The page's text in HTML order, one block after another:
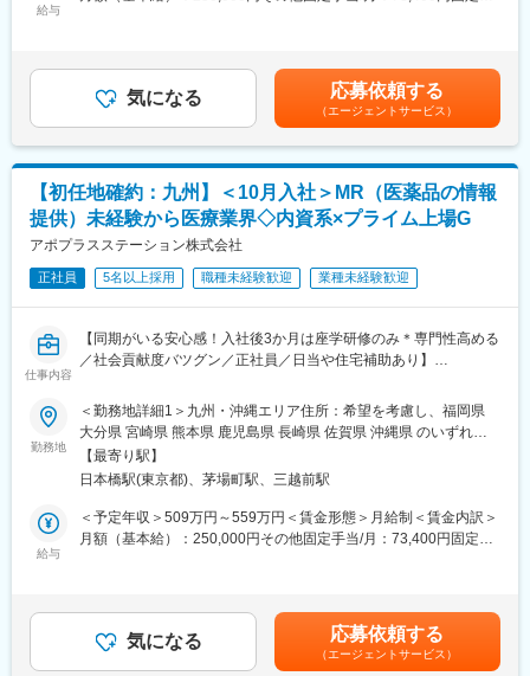
自身の成果や頑張りが客観的に評価され、年収に反映されます。
また、在籍年数が増えると永年勤続報奨金や四半期一時金などの
手当もアップします。つまり、やりがいや努力がきちんと報われ
る報酬制度になっています。
■同社について：
同社は、医療機器・製薬メーカーの営業領域を支援するCSOと呼
ばれる業種です。メーカーからのオーダーに対し自社の社員を派
遣しています。医療機器は製品によって営業スタイルが異なりま
た営業スタイルを探ることも可能です。
MR（医薬情報担当者）として、ドクターや医薬品卸へ訪問、医薬
品に関する情報提供を行います。
＜MRとは＞
医薬品販売に際し、医師への医薬品の効果、効能、副作用を情報
提供がミッションです。
医薬品は「どの成分に、どのような効果があって、誰に使うと良
いのか」などの情報が付加されて、初めて効果的に使うことがで
きます。医師への適切な医薬品情報の提供を通じて、患者さんの
治療、地域医療課題に貢献することができます。
・入社から3か月間：座学研修（導入教育）のみ
└医薬品や医療業界、営業方法についての知識を身につけます。
わせて行う、MR認定試験に100％を担保する対策講座がありま
す。
・現場配属後も月1回以上の面談を設けており、成果を出すための
フォロー体制を整えております。
★入社同期がいるため、一緒に頑張れる環境です！専門性の高い
営業職が目指せます。
にくく、安定した売上を誇っています。
・当社は、東証プライム上場以来、10期連続で増収中のクオール
グループに属しており、主力事業を担っています。
給与
どを考慮し、規定により決定します。※年収の他に別途日当（月額
3～4万円）・諸手当有昇給：年1回★頑張りに応じて年収UP★赴
任先の評価次第で大幅に年収をUPできます。（年2回業績給改
定）賃金はあくまでも目安の金額であり、選考を通じて上下する
可能性があります。月給(月額)は固定手当を含めた表記です。
気になる 応募依頼する
（エージェントサービス）
【初任地確約：九州】＜10月入社＞MR（医薬品の情報
提供）未経験から医療業界◇内資系×プライム上場G
アポプラスステーション株式会社
正社員 5名以上採用 職種未経験歓迎 業種未経験歓迎
仕事内容
【同期がいる安心感！入社後3か月は座学研修のみ＊専門性高める
／社会貢献度バツグン／正社員／日当や住宅補助あり】
★本ポジションは、未経験から医療業界で活躍できます！
・医療を通じて社会に貢献したい
・仕事を通じて学びを深め自己の成長を実感したい
・専門職として知識、技能を身に付けたい
・内資系の安定企業で働きたい
という方にはおススメです！
＜2人に1人は未経験入社、75%は異業種からの転職者です＞
品に関する情報提供を行います。
勤務地
＜勤務地詳細1＞九州・沖縄エリア住所：希望を考慮し、福岡県
大分県 宮崎県 熊本県 鹿児島県 長崎県 佐賀県 沖縄県 のいずれか
に配属致します。受動喫煙対策：屋内全面禁煙＜勤務地詳細2＞本
社住所：東京都中央区日本橋2-14-1 フロントプレイス日本橋勤務
り変更の範囲：会社の定める事業所
【最寄り駅】
日本橋駅(東京都)、茅場町駅、三越前駅
給与
＜予定年収＞509万円～559万円＜賃金形態＞月給制＜賃金内訳＞
月額（基本給）：250,000円その他固定手当/月：73,400円固定残
どを考慮し、規定により決定します。※年収の他に別途日当（月額
3～4万円）・諸手当有昇給：年1回★頑張りに応じて年収UP★赴
任先の評価次第で大幅に年収をUPできます。（年2回業績給改
気になる 応募依頼する
（エージェントサービス）